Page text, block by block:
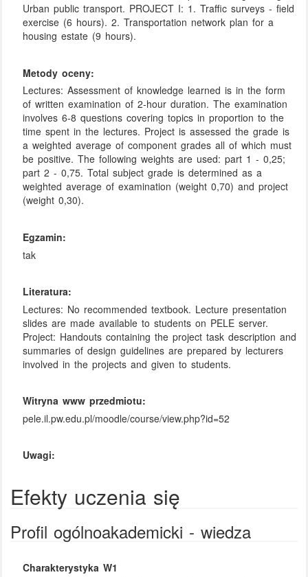
Urban public transport. PROJECT I: 1. Traffic surveys - field
exercise (6 hours). 2. Transportation network plan for a
housing estate (9 hours).
Metody oceny:
Lectures: Assessment of knowledge learned is in the form
of written examination of 2-hour duration. The examination
involves 6-8 questions covering topics in proportion to the
time spent in the lectures. Project is assessed the grade is
a weighted average of component grades all of which must
be positive. The following weights are used: part 1 - 0,25;
part 2 - 0,75. Total subject grade is determined as a
weighted average of examination (weight 0,70) and project
(weight 0,30).
Egzamin:
tak
Literatura:
Lectures: No recommended textbook. Lecture presentation
slides are made available to students on PELE server.
Project: Handouts containing the project task description and
summaries of design guidelines are prepared by lecturers
involved in the projects and given to students.
Witryna www przedmiotu:
pele.il.pw.edu.pl/moodle/course/view.php?id=52
Uwagi:
Efekty uczenia się
Profil ogólnoakademicki - wiedza
Charakterystyka W1